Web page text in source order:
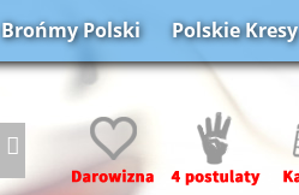
Brońmy Polski Polskie Kresy